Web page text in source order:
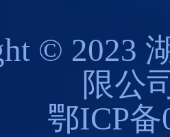
© 2023
限公
鄂ICP备